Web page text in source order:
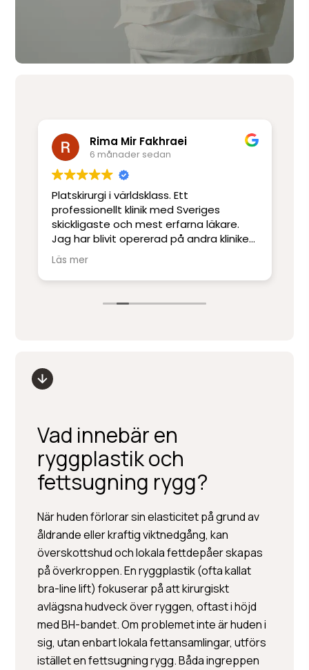
Rima Mir Fakhraei
6 månader sedan
Platskirurgi i världsklass. Ett
professionellt klinik med Sveriges
skickligaste och mest erfarna läkare.
Jag har blivit opererad på andra kliniker
men har inte upplevt skicklighet och
service på denna nivå.
Läs mer
Vad innebär en
ryggplastik och
fettsugning rygg?
När huden förlorar sin elasticitet på grund av
åldrande eller kraftig viktnedgång, kan
överskottshud och lokala fettdepåer skapas
på överkroppen. En ryggplastik (ofta kallat
bra-line lift) fokuserar på att kirurgiskt
avlägsna hudveck över ryggen, oftast i höjd
med BH-bandet. Om problemet inte är huden i
sig, utan enbart lokala fettansamlingar, utförs
istället en fettsugning rygg. Båda ingreppen